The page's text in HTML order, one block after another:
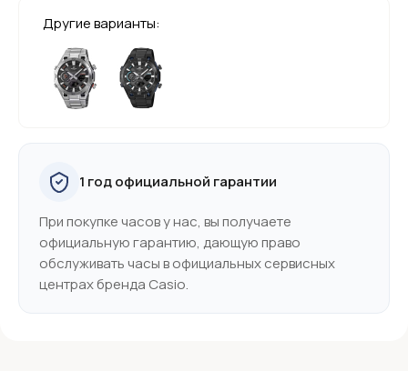
Другие варианты:
1 год официальной гарантии
При покупке часов у нас, вы получаете
официальную гарантию, дающую право
обслуживать часы в официальных сервисных
центрах бренда Casio.